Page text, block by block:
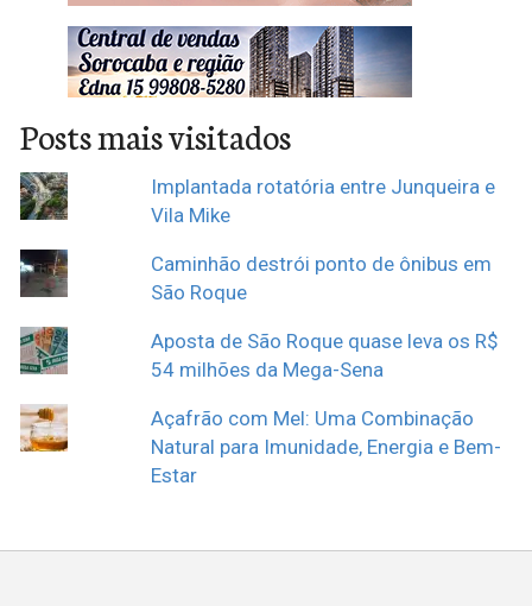
Posts mais visitados
Implantada rotatória entre Junqueira e
Vila Mike
Caminhão destrói ponto de ônibus em
São Roque
Aposta de São Roque quase leva os R$
54 milhões da Mega-Sena
Açafrão com Mel: Uma Combinação
Natural para Imunidade, Energia e Bem-
Estar